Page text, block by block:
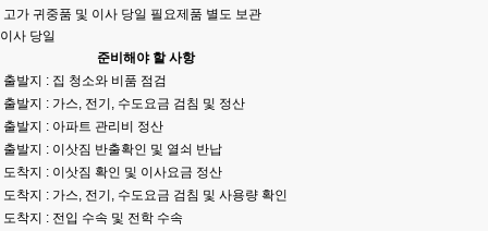
고가 귀중품 및 이사 당일 필요제품 별도 보관
이사 당일
준비해야 할 사항
출발지 : 집 청소와 비품 점검
출발지 : 가스, 전기, 수도요금 검침 및 정산
출발지 : 아파트 관리비 정산
출발지 : 이삿짐 반출확인 및 열쇠 반납
도착지 : 이삿짐 확인 및 이사요금 정산
도착지 : 가스, 전기, 수도요금 검침 및 사용량 확인
도착지 : 전입 수속 및 전학 수속